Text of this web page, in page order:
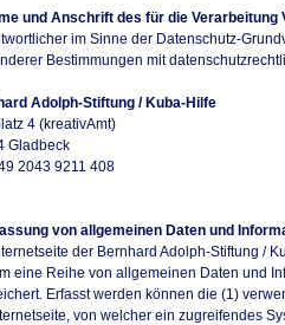
und Anschrift des für die Verarbeitung
im Sinne der Datenschutz-
Bestimmungen mit
Adolph-Stiftung / Kuba-Hilfe
4 (kreativAmt)
Gladbeck
2043 9211 408
von allgemeinen Daten und
der Bernhard Adolph-Stiftung /
eine Reihe von allgemeinen Daten und
Erfasst werden können die (1)
von welcher ein zugreifendes